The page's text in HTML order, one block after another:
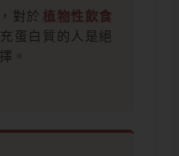
對於 植物性飲食
蛋白質的人是絕
。